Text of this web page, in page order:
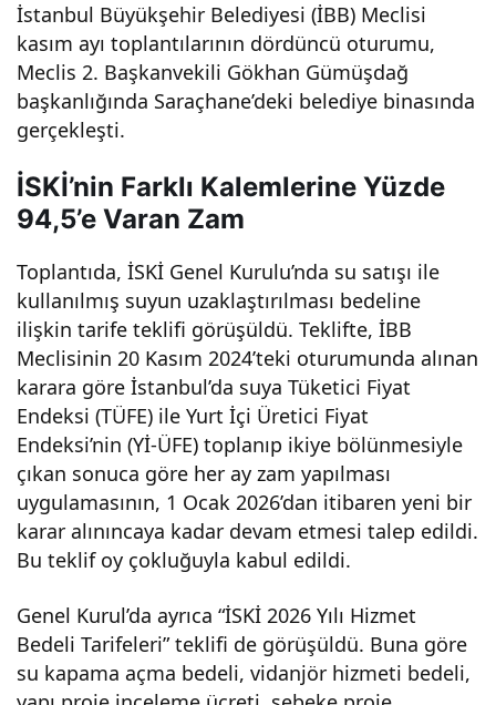
İstanbul Büyükşehir Belediyesi (İBB) Meclisi
kasım ayı toplantılarının dördüncü oturumu,
Meclis 2. Başkanvekili Gökhan Gümüşdağ
başkanlığında Saraçhane’deki belediye binasında
gerçekleşti.
İSKİ’nin Farklı Kalemlerine Yüzde
94,5’e Varan Zam
Toplantıda, İSKİ Genel Kurulu’nda su satışı ile
kullanılmış suyun uzaklaştırılması bedeline
ilişkin tarife teklifi görüşüldü. Teklifte, İBB
Meclisinin 20 Kasım 2024’teki oturumunda alınan
karara göre İstanbul’da suya Tüketici Fiyat
Endeksi (TÜFE) ile Yurt İçi Üretici Fiyat
Endeksi’nin (Yİ-ÜFE) toplanıp ikiye bölünmesiyle
çıkan sonuca göre her ay zam yapılması
uygulamasının, 1 Ocak 2026’dan itibaren yeni bir
karar alınıncaya kadar devam etmesi talep edildi.
Bu teklif oy çokluğuyla kabul edildi.
Genel Kurul’da ayrıca “İSKİ 2026 Yılı Hizmet
Bedeli Tarifeleri” teklifi de görüşüldü. Buna göre
su kapama açma bedeli, vidanjör hizmeti bedeli,
şok
yüz
94,
5
zam
Sizc
e bu
lar